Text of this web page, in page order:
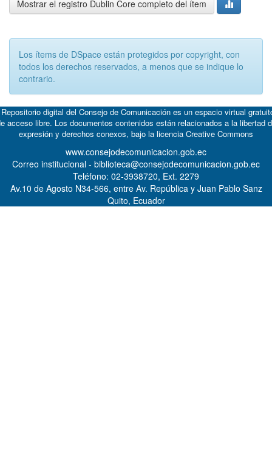
Mostrar el registro Dublin Core completo del ítem
Los ítems de DSpace están protegidos por copyright, con
todos los derechos reservados, a menos que se indique lo
contrario.
digital del Consejo de Comunicación es un espacio virtual
acceso libre. Los documentos contenidos están relacionados a la libertad
expresión y derechos conexos, bajo la licencia Creative Commons
www.consejodecomunicacion.gob.ec
Correo institucional - biblioteca@consejodecomunicacion.gob.ec
Teléfono: 02-3938720, Ext. 2279
Av.10 de Agosto N34-566, entre Av. República y Juan Pablo Sanz
Quito, Ecuador